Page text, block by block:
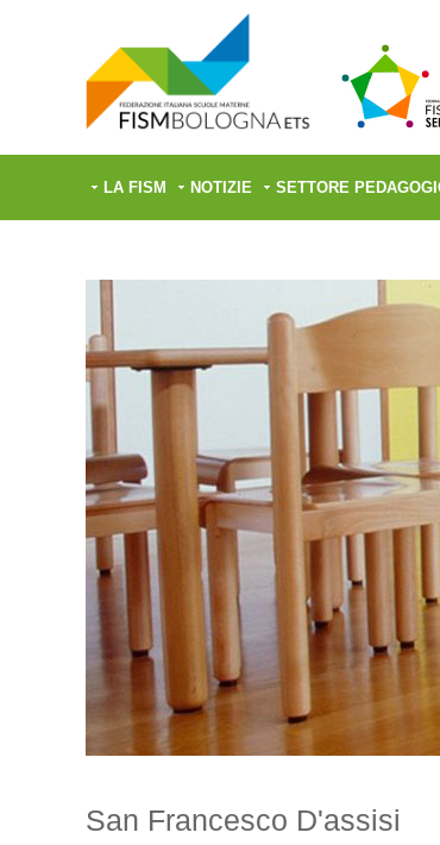
LA FISM NOTIZIE SETTORE
San Francesco D'assisi